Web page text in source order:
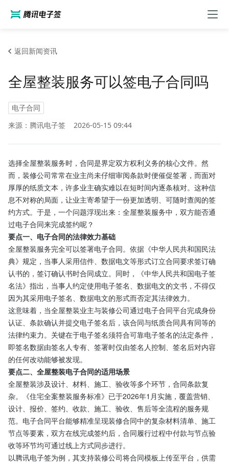
返回新闻资讯
全屋整装服务可以签电子合同吗
电子合同
来源：腾讯电子签
2026-05-15 09:44
选择全屋整装服务时，合同是界定双方权利义务的核心文件。然
而，装修公司常常在业主尚未仔细审阅条款时便催促签署，而面对
厚厚的纸质文本，许多业主确实难以在短时间内逐条核对。这种信
息不对称的局面，让业主寄希望于一份更加透明、可随时查阅的签
约方式。于是，一个问题浮现出来：全屋整装服务中，双方能否通
过电子合同来完成签约呢？
要点一、电子合同的法律效力基础
全屋整装服务完全可以签署电子合同。依据《中华人民共和国民法
典》规定，当事人采用信件、数据电文等形式订立合同要求签订确
认书的，签订确认书时合同成立。同时，《中华人民共和国电子签
名法》指出，当事人约定使用电子签名、数据电文的文书，不得仅
因为其采用电子签名、数据电文的形式而否定其法律效力。
这意味着，当全屋整装业主与装修公司通过电子合同平台完成身份
认证、条款确认并提交电子签名后，该合同与纸质合同具有同等的
法律约束力。关键在于电子签名须符合可靠电子签名的法定条件，
即签名数据由签名人专有、签署时仅由签名人控制、签名后对内容
的任何改动能够被发现。
要点二、全屋整装电子合同的适用场景
全屋整装涉及设计、材料、施工、验收等多个环节，合同条款复
杂。《住宅全案整装服务标准》已于2026年1月实施，覆盖营销、
设计、报价、签约、收款、施工、验收、售后等全流程的服务规
范。电子合同平台能够精准呈现装修合同中的复杂材料清单、施工
节点等要素，双方在线完成签约后，合同履行过程中付款与节点验
收等环节均可通过线上方式同步进行。
以腾讯电子签为例，其支持装修公司将合同模板上传至平台，供需